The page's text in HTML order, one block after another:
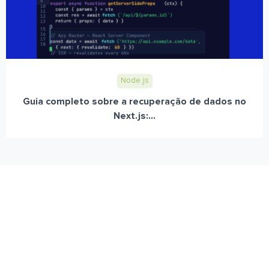
Node.js
Guia completo sobre a recuperação de dados no
Next.js:...